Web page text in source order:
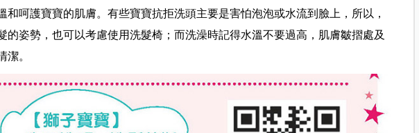
和呵護寶寶的肌膚。有些寶寶抗拒洗頭主要是害怕泡泡或水流到臉上，所以，
的姿勢，也可以考慮使用洗髮椅；而洗澡時記得水溫不要過高，肌膚皺摺處及
潔。